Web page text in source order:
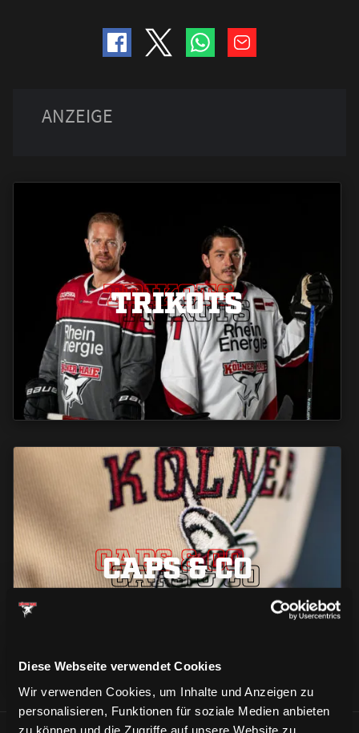
Diese Webseite verwendet Cookies
Wir verwenden Cookies, um Inhalte und Anzeigen zu
personalisieren, Funktionen für soziale Medien anbieten
zu können und die Zugriffe auf unsere Website zu
TRIKOTS
TRIKOTS
TRIKOTS
CAPS & CO
CAPS & CO
CAPS & CO